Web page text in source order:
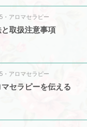
・ アロマセラピー
取扱注意事項
・ アロマセラピー
セラピーを伝える